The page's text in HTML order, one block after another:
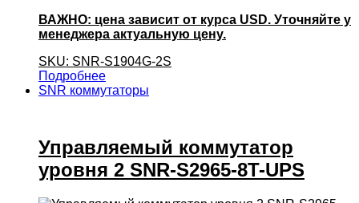
ВАЖНО: цена зависит от курса USD. Уточняйте у
менеджера актуальную цену.
SKU: SNR-S1904G-2S
Подробнее
SNR коммутаторы
Управляемый коммутатор
уровня 2 SNR-S2965-8T-UPS